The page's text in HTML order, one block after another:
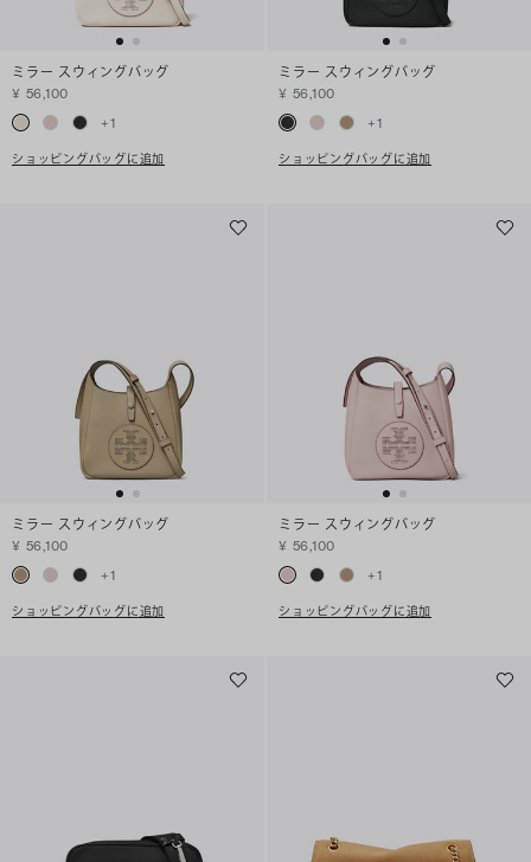
ミラー スウィングバッグ
¥ 56,100
+1
ショッピングバッグに追加
ミラー スウィングバッグ
¥ 56,100
+1
ショッピングバッグに追加
ミラー スウィングバッグ
¥ 56,100
+1
ショッピングバッグに追加
ミラー スウィングバッグ
¥ 56,100
+1
ショッピングバッグに追加